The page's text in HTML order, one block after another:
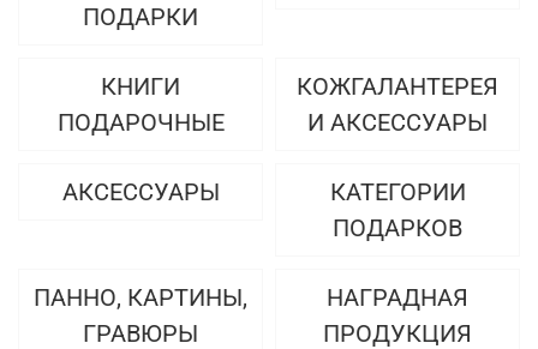
ПОДАРКИ
КНИГИ
ПОДАРОЧНЫЕ
КОЖГАЛАНТЕРЕЯ
И АКСЕССУАРЫ
АКСЕССУАРЫ
КАТЕГОРИИ
ПОДАРКОВ
ПАННО, КАРТИНЫ,
ГРАВЮРЫ
НАГРАДНАЯ
ПРОДУКЦИЯ